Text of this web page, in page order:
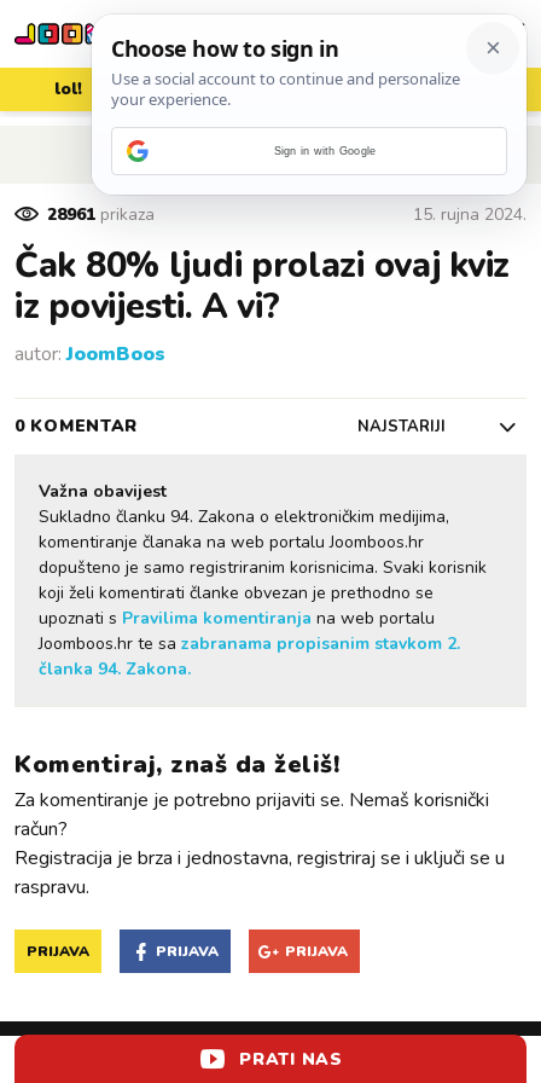
lol! aww vrh! woot?!
POVRATAK NA ČLANAK
28961 prikaza 15. rujna 2024.
Čak 80% ljudi prolazi ovaj kviz
iz povijesti. A vi?
autor:JoomBoos
0 KOMENTAR NAJSTARIJI
Važna obavijest
Sukladno članku 94. Zakona o elektroničkim medijima,
komentiranje članaka na web portalu Joomboos.hr
dopušteno je samo registriranim korisnicima. Svaki korisnik
koji želi komentirati članke obvezan je prethodno se
upoznati s Pravilima komentiranja na web portalu
Joomboos.hr te sa zabranama propisanim stavkom 2.
članka 94. Zakona.
Komentiraj, znaš da želiš!
Za komentiranje je potrebno prijaviti se. Nemaš korisnički
račun?
Registracija je brza i jednostavna, registriraj se i uključi se u
raspravu.
PRIJAVA PRIJAVA PRIJAVA
PRATI NAS
Sign in with Google